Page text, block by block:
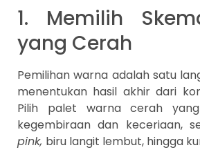
1. Memilih
yang Cerah
Pemilihan warna adalah satu
menentukan hasil akhir dari
Pilih palet warna cerah
kegembiraan dan keceriaan,
pink, biru langit lembut, hingga